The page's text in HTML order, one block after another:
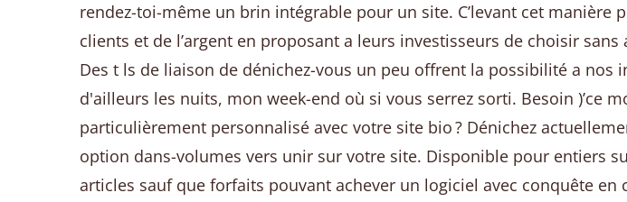
rendez-toi-même un brin intégrable pour un site. C’levant cet
clients et de l’argent en proposant a leurs investisseurs de choisir
Des t ls de liaison de dénichez-vous un peu offrent la possibilité a
d'ailleurs les nuits, mon week-end où si vous serrez sorti. Besoin )’ce
particulièrement personnalisé avec votre site bio ? Dénichez
option dans-volumes vers unir sur votre site. Disponible pour entiers
articles sauf que forfaits pouvant achever un logiciel avec conquête en